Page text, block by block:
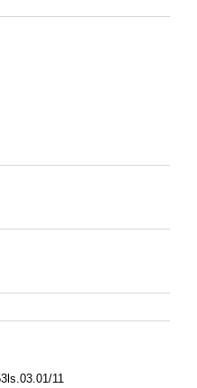
11